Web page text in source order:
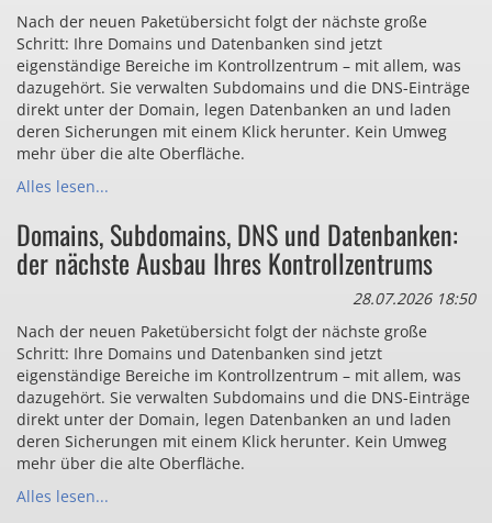
Nach der neuen Paketübersicht folgt der nächste große
Schritt: Ihre Domains und Datenbanken sind jetzt
eigenständige Bereiche im Kontrollzentrum – mit allem, was
dazugehört. Sie verwalten Subdomains und die DNS-Einträge
direkt unter der Domain, legen Datenbanken an und laden
deren Sicherungen mit einem Klick herunter. Kein Umweg
mehr über die alte Oberfläche.
Alles lesen...
Domains, Subdomains, DNS und Datenbanken:
der nächste Ausbau Ihres Kontrollzentrums
28.07.2026 18:50
Nach der neuen Paketübersicht folgt der nächste große
Schritt: Ihre Domains und Datenbanken sind jetzt
eigenständige Bereiche im Kontrollzentrum – mit allem, was
dazugehört. Sie verwalten Subdomains und die DNS-Einträge
direkt unter der Domain, legen Datenbanken an und laden
deren Sicherungen mit einem Klick herunter. Kein Umweg
mehr über die alte Oberfläche.
Alles lesen...